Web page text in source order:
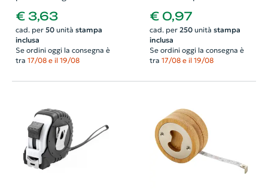
€ 3,63
cad. per 50unità stampa
inclusa
Se ordini oggi la consegna è
tra 17/08 e il 19/08
€ 0,97
cad. per 250unità stampa
inclusa
Se ordini oggi la consegna è
tra 17/08 e il 19/08